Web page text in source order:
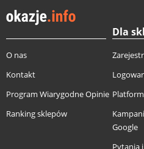
O nas
Kontakt
Program Wiarygodne Opinie
Ranking sklepów
Dla
Google
Pytania